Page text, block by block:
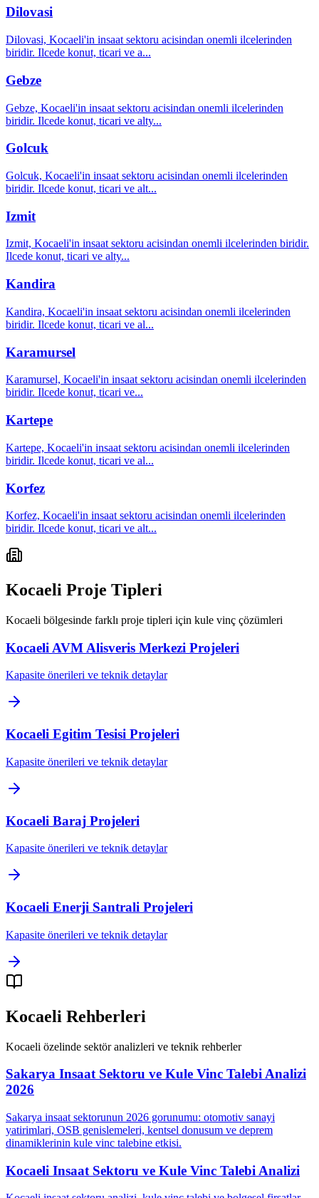
Dilovasi
Dilovasi, Kocaeli'in insaat sektoru acisindan onemli ilcelerinden
biridir. Ilcede konut, ticari ve a...
Gebze
Gebze, Kocaeli'in insaat sektoru acisindan onemli ilcelerinden
biridir. Ilcede konut, ticari ve alty...
Golcuk
Golcuk, Kocaeli'in insaat sektoru acisindan onemli ilcelerinden
biridir. Ilcede konut, ticari ve alt...
Izmit
Izmit, Kocaeli'in insaat sektoru acisindan onemli ilcelerinden biridir.
Ilcede konut, ticari ve alty...
Kandira
Kandira, Kocaeli'in insaat sektoru acisindan onemli ilcelerinden
biridir. Ilcede konut, ticari ve al...
Karamursel
Karamursel, Kocaeli'in insaat sektoru acisindan onemli ilcelerinden
biridir. Ilcede konut, ticari ve...
Kartepe
Kartepe, Kocaeli'in insaat sektoru acisindan onemli ilcelerinden
biridir. Ilcede konut, ticari ve al...
Korfez
Korfez, Kocaeli'in insaat sektoru acisindan onemli ilcelerinden
biridir. Ilcede konut, ticari ve alt...
Kocaeli Proje Tipleri
Kocaeli bölgesinde farklı proje tipleri için kule vinç çözümleri
Kocaeli AVM Alisveris Merkezi Projeleri
Kapasite önerileri ve teknik detaylar
Kocaeli Egitim Tesisi Projeleri
Kapasite önerileri ve teknik detaylar
Kocaeli Baraj Projeleri
Kapasite önerileri ve teknik detaylar
Kocaeli Enerji Santrali Projeleri
Kapasite önerileri ve teknik detaylar
Kocaeli Rehberleri
Kocaeli özelinde sektör analizleri ve teknik rehberler
Sakarya Insaat Sektoru ve Kule Vinc Talebi Analizi
2026
Sakarya insaat sektorunun 2026 gorunumu: otomotiv sanayi
yatirimlari, OSB genislemeleri, kentsel donusum ve deprem
dinamiklerinin kule vinc talebine etkisi.
Kocaeli Insaat Sektoru ve Kule Vinc Talebi Analizi